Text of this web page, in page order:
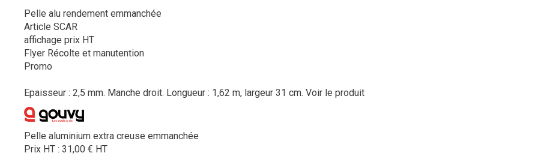
Pelle alu rendement emmanchée
Article SCAR
affichage prix HT
Flyer Récolte et manutention
Promo
Epaisseur : 2,5 mm. Manche droit. Longueur : 1,62 m, largeur 31 cm. Voir le produit
Pelle aluminium extra creuse emmanchée
Prix HT : 31,00 € HT